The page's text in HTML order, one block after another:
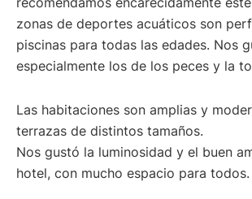
zonas de deportes acuáticos son
piscinas para todas las edades. Nos
especialmente los de los peces y la
Las habitaciones son amplias y
terrazas de distintos tamaños.
Nos gustó la luminosidad y el buen
hotel, con mucho espacio para todos.